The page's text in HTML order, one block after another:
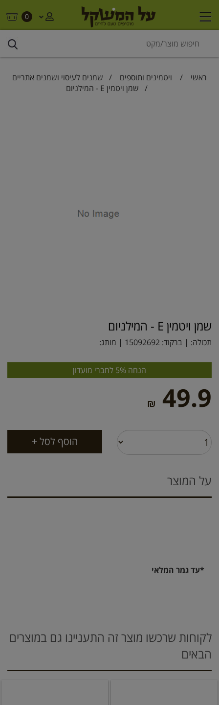
0
ראשי / ויטמינים ותוספים / שמנים לעיסוי ושמנים אתריים
/ שמן ויטמין E - המילניום
שמן ויטמין E - המילניום
תכולה: | ברקוד: 15092692 | מותג:
הנחה 5% לחברי מועדון
49.9
₪
על המוצר
*עד גמר המלאי
לקוחות שרכשו מוצר זה התעניינו גם במוצרים
הבאים